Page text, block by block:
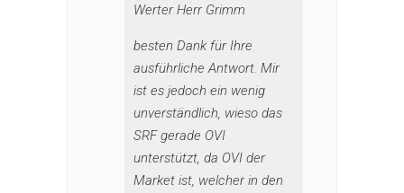
Werter Herr Grimm
besten Dank für Ihre
ausführliche Antwort. Mir
ist es jedoch ein wenig
unverständlich, wieso das
SRF gerade OVI
unterstützt, da OVI der
Market ist, welcher in den